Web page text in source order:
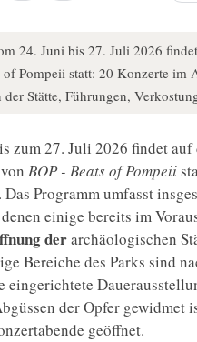
24. Juni bis 27. Juli 2026
of Pompeii statt: 20 Konzerte
Stätte, Führungen,
zum 27. Juli 2026 findet auf
BOP - Beats of Pompeii
Programm umfasst
einige bereits im
derarchäologischen
Bereiche des Parks sind
eingerichtete
der Opfer
geöffnet.